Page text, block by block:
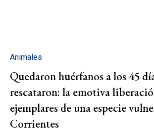
Animales
Quedaron huérfanos a los 45
rescataron: la emotiva
ejemplares de una especie
Corrientes